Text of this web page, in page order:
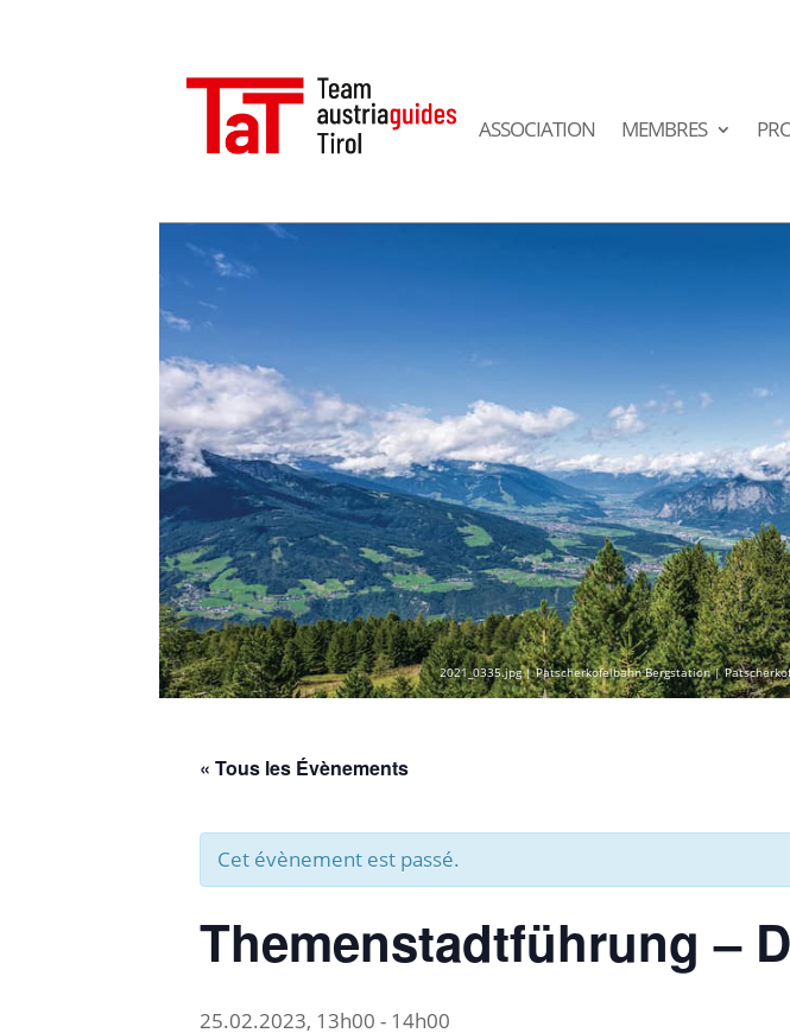
ASSOCIATION MEMBRES
2021_0335.jpg | Patscherkofelbahn Bergstation |
« Tous les Évènements
Cet évènement est passé.
Themenstadtführung –
25.02.2023, 13h00 - 14h00